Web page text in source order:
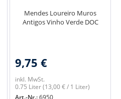
Mendes Loureiro Muros
Antigos Vinho Verde DOC
9,75 €
inkl. MwSt.
0.75 Liter(13,00 € / 1 Liter)